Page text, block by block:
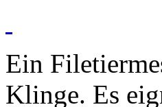
Ein
Klinge. Es